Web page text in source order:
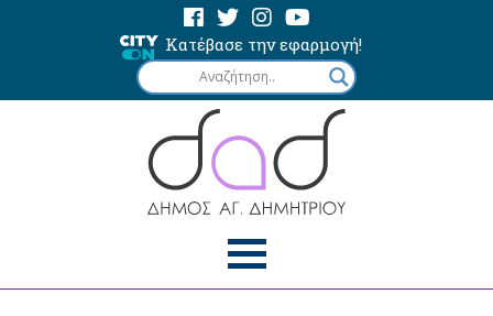
Κατέβασε την εφαρμογή!